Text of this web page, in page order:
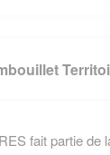
fait partie de